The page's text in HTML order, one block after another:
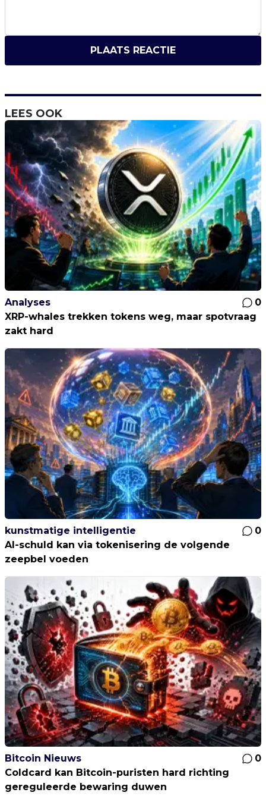
PLAATS REACTIE
LEES OOK
Analyses
0
XRP-whales trekken tokens weg, maar spotvraag
zakt hard
kunstmatige intelligentie
0
AI-schuld kan via tokenisering de volgende
zeepbel voeden
Bitcoin Nieuws
0
Coldcard kan Bitcoin-puristen hard richting
gereguleerde bewaring duwen